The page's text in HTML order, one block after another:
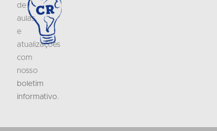
de
aulas
e
atualizações
com
nosso
boletim
informativo.